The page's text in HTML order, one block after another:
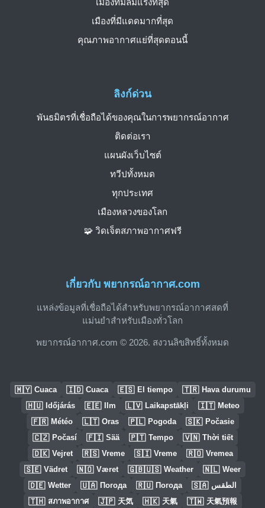
เกี่ยวกับ พยากรณ์อากาศ.com
แหล่งข้อมูลที่เชื่อถือได้สำหรับพยากรณ์อากาศสดที่
แม่นยำสำหรับเมืองทั่วโลก
พยากรณ์อากาศ.com © 2026. สงวนลิขสิทธิ์ทั้งหมด
ลิงก์ด่วน
พันธมิตรที่เชื่อถือได้ของคุณในการพยากรณ์อากาศ
ติดต่อเรา
แผนผังเว็บไซต์
ทวีปทั้งหมด
ทุกประเทศ
เมืองหลวงของโลก
🧩 วิดเจ็ตสภาพอากาศฟรี
เมืองที่มีลมแรงที่สุด
เมืองที่มีแดดมากที่สุด
คุณภาพอากาศแย่ที่สุดตอนนี้
🇲🇾 Cuaca 🇮🇩 Cuaca 🇪🇸 El tiempo 🇹🇷 Hava durumu
🇭🇺 Időjárás 🇪🇪 Ilm 🇱🇻 Laikapstākļi 🇮🇹 Meteo
🇫🇷 Météo 🇱🇹 Oras 🇵🇱 Pogoda 🇸🇰 Počasie
🇨🇿 Počasí 🇫🇮 Sää 🇵🇹 Tempo 🇻🇳 Thời tiết
🇩🇰 Vejret 🇷🇸 Vreme 🇸🇮 Vreme 🇷🇴 Vremea
🇸🇪 Vädret 🇳🇴 Været 🇬🇧🇺🇸 Weather 🇳🇱 Weer
🇩🇪 Wetter 🇺🇦 Погода 🇷🇺 Погода 🇸🇦 الطقس
🇹🇭 สภาพอากาศ 🇯🇵 天気 🇭🇰 天氣 🇹🇼 天氣預報